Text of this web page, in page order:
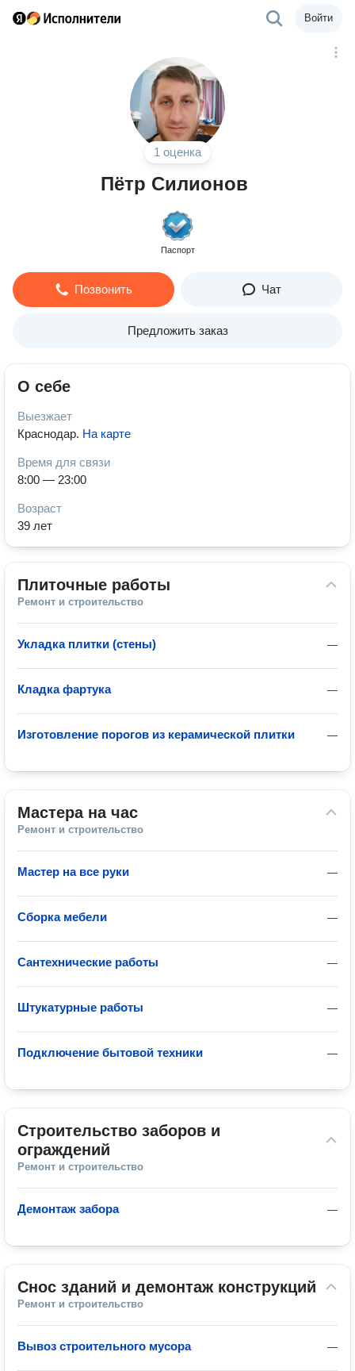
Войти
1 оценка
Пётр Силионов
Паспорт
Позвонить Чат
Предложить заказ
О себе
Выезжает
Краснодар. На карте
Время для связи
8:00 — 23:00
Возраст
39 лет
Плиточные работы
Ремонт и строительство
—
Укладка плитки (стены)
—
Кладка фартука
—
Изготовление порогов из керамической плитки
Мастера на час
Ремонт и строительство
—
Мастер на все руки
—
Сборка мебели
—
Сантехнические работы
—
Штукатурные работы
—
Подключение бытовой техники
Строительство заборов и
ограждений
Ремонт и строительство
—
Демонтаж забора
Снос зданий и демонтаж конструкций
Ремонт и строительство
—
Вывоз строительного мусора